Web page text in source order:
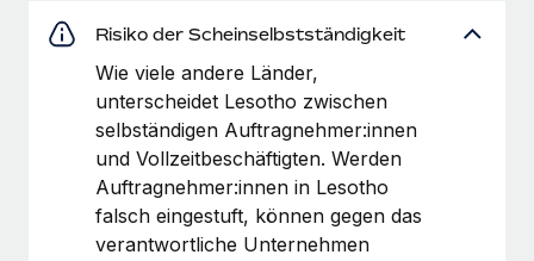
Risiko der Scheinselbstständigkeit
Wie viele andere Länder,
unterscheidet Lesotho zwischen
selbständigen Auftragnehmer:innen
und Vollzeitbeschäftigten. Werden
Auftragnehmer:innen in Lesotho
falsch eingestuft, können gegen das
verantwortliche Unternehmen